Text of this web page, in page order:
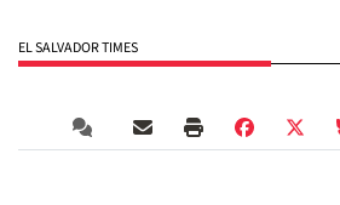
EL SALVADOR TIMES